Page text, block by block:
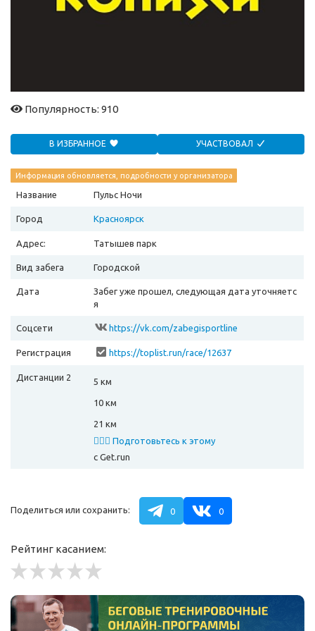
Популярность: 910
В ИЗБРАННОЕ УЧАСТВОВАЛ
Информация обновляется, подробности у организатора
Название Пульс Ночи
Город Красноярск
Адрес: Татышев парк
Вид забега Городской
Дата
Забег уже прошел, следующая дата уточняетс
я
Соцсети https://vk.com/zabegisportline
Регистрация https://toplist.run/race/12637
Дистанции 2 5 км
10 км
21 км
🏃🏻‍♂️ Подготовьтесь к этому
забегу
с Get.run
Поделиться или сохранить: 0 0
Рейтинг касанием: